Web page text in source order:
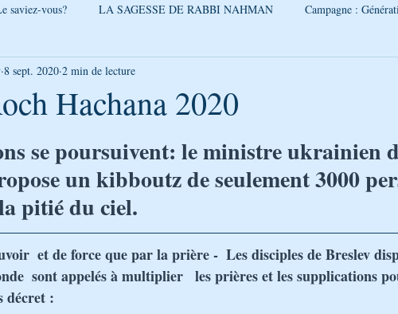
saviez-vous? LA SAGESSE DE RABBI NAHMAN Campagne :
Breslev SONDAGE
PAROLES DE RABBI ISRAEL
LE PODCAST DE GÉNÉRATION BRESLEV NOUVELLES D'OUMAN
Hachana 2020
8 sept. 2020 2 min de lecture
5.
se poursuivent: le ministre ukrainien
un kibboutz de seulement 3000
pitié du ciel.
et de force que par la prière -  Les disciples de Breslev
sont appelés à multiplier les prières et les supplications
décret :